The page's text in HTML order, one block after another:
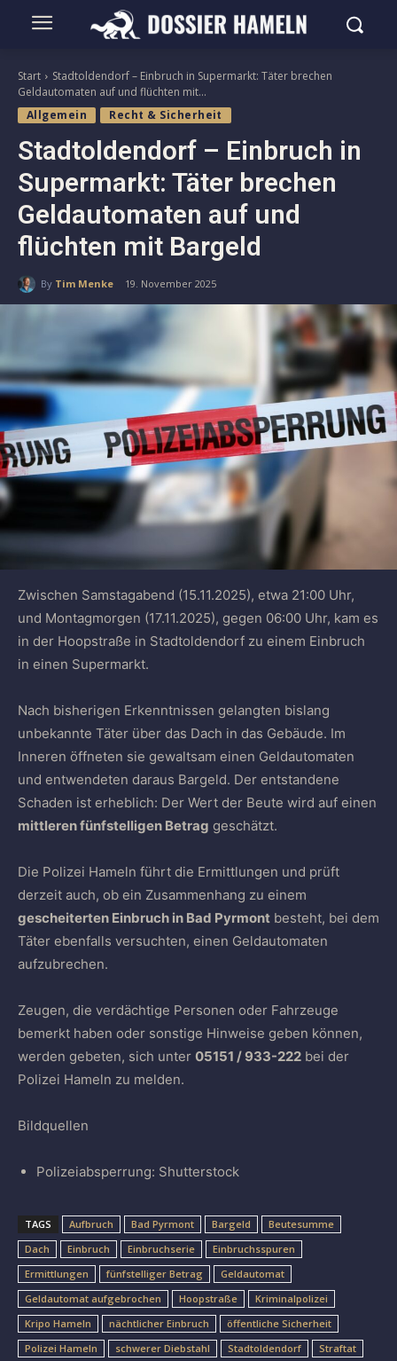
Start
Stadtoldendorf – Einbruch in Supermarkt: Täter brechen
Geldautomaten auf und flüchten mit...
Allgemein
Recht & Sicherheit
Stadtoldendorf – Einbruch in
Supermarkt: Täter brechen
Geldautomaten auf und
flüchten mit Bargeld
By Tim Menke 19. November 2025
Zwischen Samstagabend (15.11.2025), etwa 21:00 Uhr,
und Montagmorgen (17.11.2025), gegen 06:00 Uhr, kam es
in der Hoopstraße in Stadtoldendorf zu einem Einbruch
in einen Supermarkt.
Nach bisherigen Erkenntnissen gelangten bislang
unbekannte Täter über das Dach in das Gebäude. Im
Inneren öffneten sie gewaltsam einen Geldautomaten
und entwendeten daraus Bargeld. Der entstandene
Schaden ist erheblich: Der Wert der Beute wird auf einen
mittleren fünfstelligen Betrag geschätzt.
Die Polizei Hameln führt die Ermittlungen und prüft
derzeit auch, ob ein Zusammenhang zu einem
gescheiterten Einbruch in Bad Pyrmont besteht, bei dem
Täter ebenfalls versuchten, einen Geldautomaten
aufzubrechen.
Zeugen, die verdächtige Personen oder Fahrzeuge
bemerkt haben oder sonstige Hinweise geben können,
werden gebeten, sich unter 05151 / 933-222 bei der
Polizei Hameln zu melden.
Bildquellen
Polizeiabsperrung: Shutterstock
TAGS Aufbruch Bad Pyrmont Bargeld
Beutesumme
Dach
Einbruch Einbruchserie
Einbruchsspuren
Ermittlungen
fünfstelliger Betrag
Geldautomat
Geldautomat aufgebrochen
Hoopstraße
Kriminalpolizei
Kripo Hameln
nächtlicher Einbruch
öffentliche Sicherheit
Polizei Hameln
schwerer Diebstahl Stadtoldendorf
Straftat